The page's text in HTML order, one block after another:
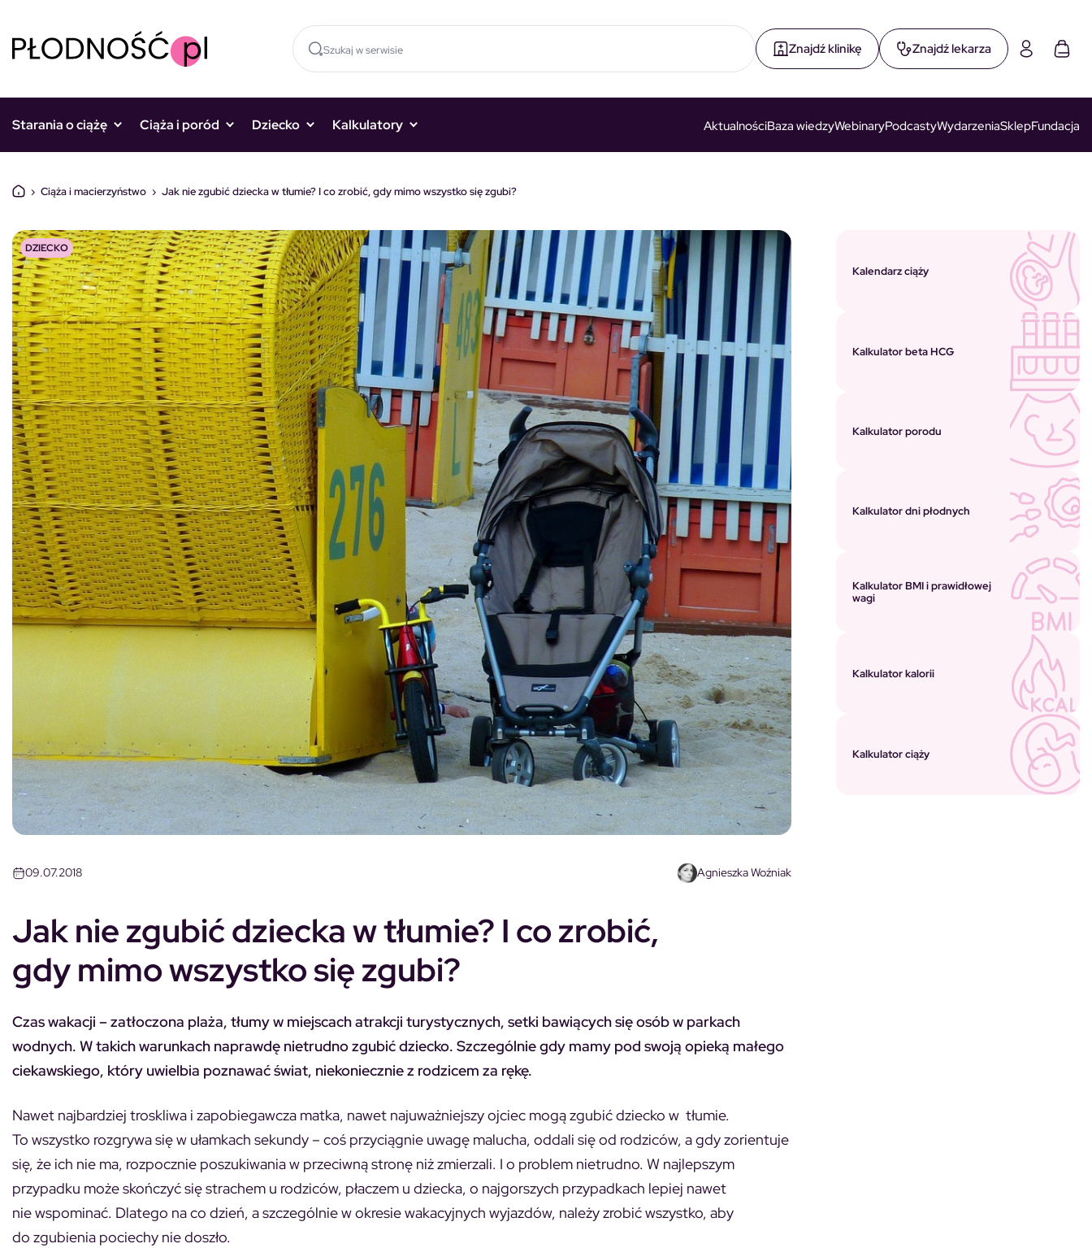
Znajdź klinikę Znajdź lekarza
Starania o ciążę Ciąża i poród Dziecko Kalkulatory AktualnościBaza wiedzyWebinaryPodcastyWydarzeniaSklepFundacja
› Ciąża i macierzyństwo › Jak nie zgubić dziecka w tłumie? I co zrobić, gdy mimo wszystko się zgubi?
DZIECKO
09.07.2018 Agnieszka Woźniak
Jak nie zgubić dziecka w tłumie? I co zrobić,
gdy mimo wszystko się zgubi?
Czas wakacji – zatłoczona plaża, tłumy w miejscach atrakcji turystycznych, setki bawiących się osób w parkach
wodnych. W takich warunkach naprawdę nietrudno zgubić dziecko. Szczególnie gdy mamy pod swoją opieką małego
ciekawskiego, który uwielbia poznawać świat, niekoniecznie z rodzicem za rękę.
Nawet najbardziej troskliwa i zapobiegawcza matka, nawet najuważniejszy ojciec mogą zgubić dziecko w tłumie.
To wszystko rozgrywa się w ułamkach sekundy – coś przyciągnie uwagę malucha, oddali się od rodziców, a gdy zorientuje
się, że ich nie ma, rozpocznie poszukiwania w przeciwną stronę niż zmierzali. I o problem nietrudno. W najlepszym
przypadku może skończyć się strachem u rodziców, płaczem u dziecka, o najgorszych przypadkach lepiej nawet
nie wspominać. Dlatego na co dzień, a szczególnie w okresie wakacyjnych wyjazdów, należy zrobić wszystko, aby
do zgubienia pociechy nie doszło.
Kalendarz ciąży
Kalkulator beta HCG
Kalkulator porodu
Kalkulator dni płodnych
Kalkulator BMI i prawidłowej
wagi
Kalkulator kalorii
Kalkulator ciąży